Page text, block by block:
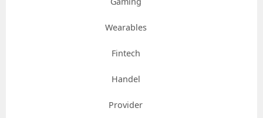
Wearables
Fintech
Handel
Provider